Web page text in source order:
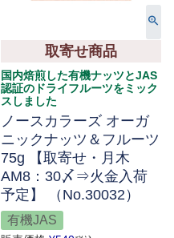
取寄せ商品
国内焙煎した有機ナッツとJAS
認証のドライフルーツをミック
スしました
ノースカラーズ オーガ
ニックナッツ＆フルーツ
75g 【取寄せ・月木
AM8：30〆⇒火金入荷
予定】 （No.30032）
有機JAS